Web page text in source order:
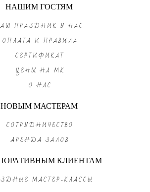
НАШИМ ГОСТЯМ
ПРАЗДНИК У НАС
ОПЛАТА И ПРАВИЛА
СЕРТИФИКАТ
ЦЕНЫ НА МК
О НАС
НОВЫМ МАСТЕРАМ
СОТРУДНИЧЕСТВО
АРЕНДА ЗАЛОВ
КЛИЕНТАМ
МАСТЕР-КЛАССЫ